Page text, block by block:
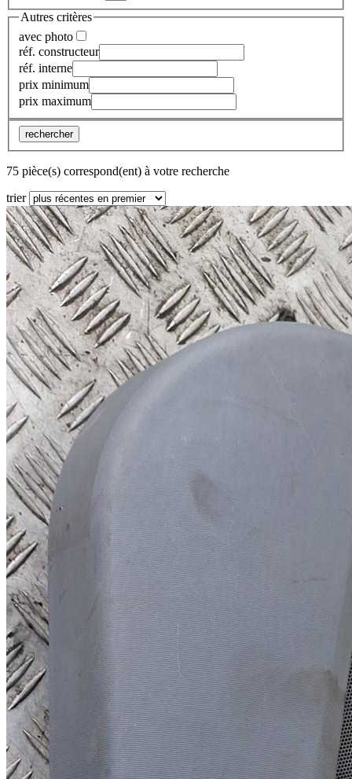
Autres critères
avec photo
réf. constructeur
réf. interne
prix minimum
prix maximum
rechercher
75 pièce(s) correspond(ent) à votre recherche
trier